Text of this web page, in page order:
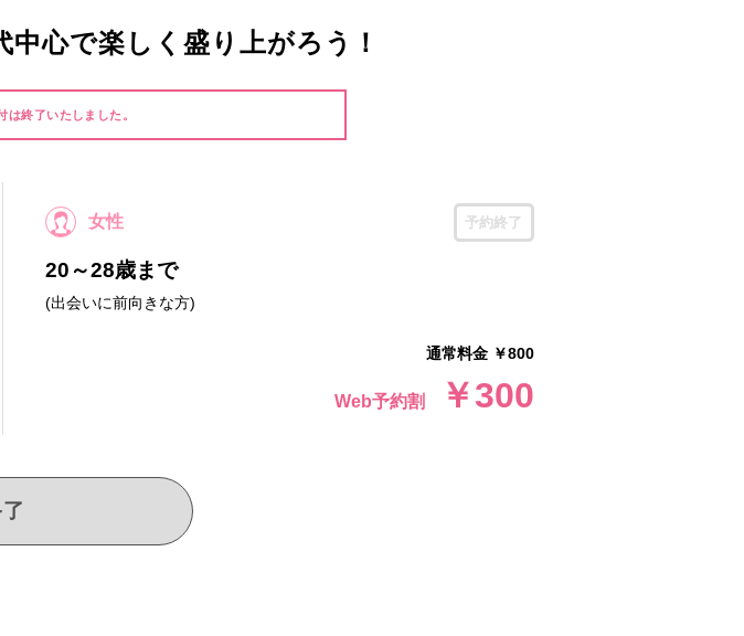
中心で楽しく盛り上がろう！
は終了いたしました。
女性 予約終了
20～28歳まで
(出会いに前向きな方)
通常料金 ￥800
Web予約割 ￥300